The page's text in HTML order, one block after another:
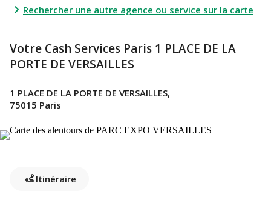
Rechercher une autre agence ou service sur la carte
Votre Cash Services Paris 1 PLACE DE LA
PORTE DE VERSAILLES
1 PLACE DE LA PORTE DE VERSAILLES,
75015 Paris
Itinéraire